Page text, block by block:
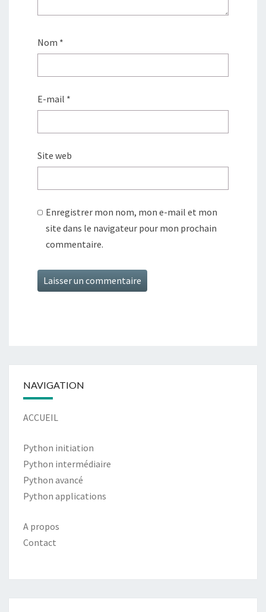
Nom *
E-mail *
Site web
Enregistrer mon nom, mon e-mail et mon
site dans le navigateur pour mon prochain
commentaire.
NAVIGATION
ACCUEIL
Python initiation
Python intermédiaire
Python avancé
Python applications
A propos
Contact